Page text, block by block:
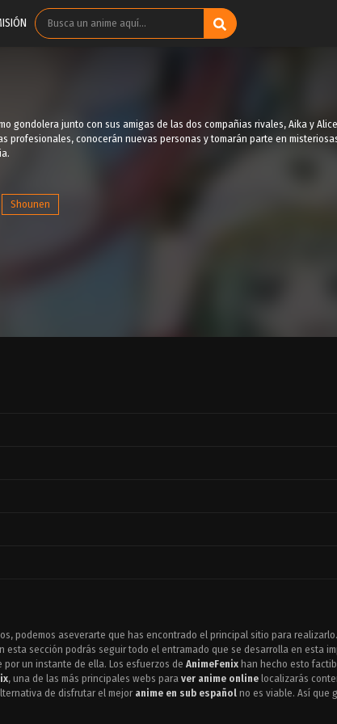
gondolera junto con sus amigas de las dos compañias rivales, Aika y
profesionales, conocerán nuevas personas y tomarán parte en
Shounen
podemos aseverarte que has encontrado el principal sitio para
esta sección podrás seguir todo el entramado que se desarrolla en esta
un instante de ella. Los esfuerzos de AnimeFenix han hecho esto
, una de las más principales webs para ver anime online localizarás
de disfrutar el mejor anime en sub español no es viable. Así que